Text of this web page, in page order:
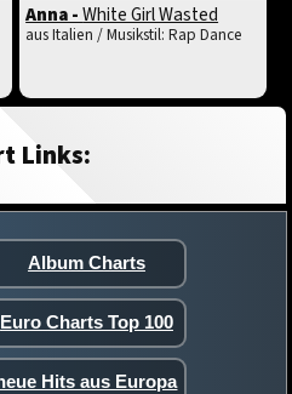
Anna -White Girl Wasted
aus Italien / Musikstil: Rap Dance
Links:
Album Charts
Euro Charts Top 100
Hits aus Europa